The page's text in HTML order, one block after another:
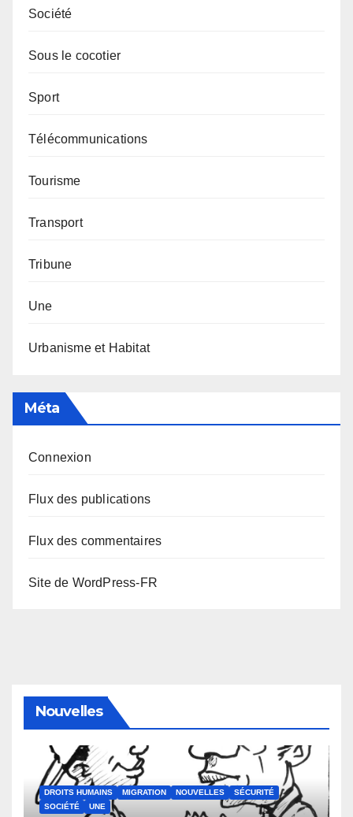
Société
Sous le cocotier
Sport
Télécommunications
Tourisme
Transport
Tribune
Une
Urbanisme et Habitat
Méta
Connexion
Flux des publications
Flux des commentaires
Site de WordPress-FR
Nouvelles
DROITS HUMAINS MIGRATION NOUVELLES
SÉCURITÉ
SOCIÉTÉ
UNE